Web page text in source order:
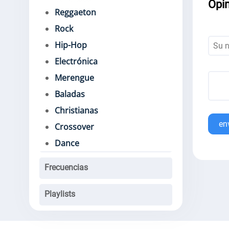
Reggaeton
Rock
Hip-Hop
Electrónica
Merengue
Baladas
Christianas
Crossover
Dance
Frecuencias
Playlists